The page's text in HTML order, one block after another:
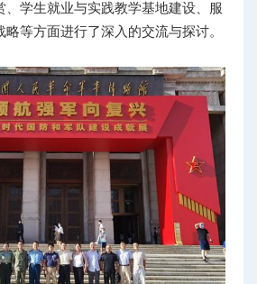
、学生就业与实践教学基地建设、服
等方面进行了深入的交流与探讨。